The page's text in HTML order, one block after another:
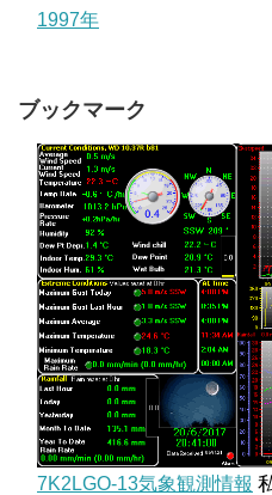
1997年
ブックマーク
7K2LGO-13気象観測情報